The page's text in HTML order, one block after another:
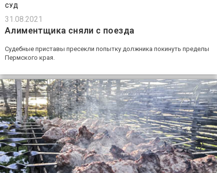
СУД
31.08.2021
Алиментщика сняли с поезда
Судебные приставы пресекли попытку должника покинуть пределы
Пермского края.